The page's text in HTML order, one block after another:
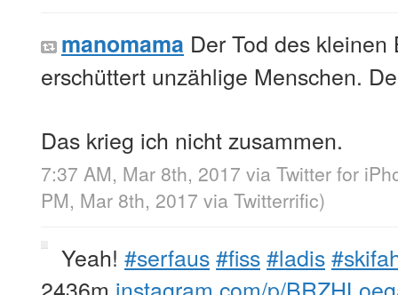
manomama Der Tod des
erschüttert unzählige Menschen.
Das krieg ich nicht zusammen.
7:37 AM, Mar 8th, 2017 via Twitter for
PM, Mar 8th, 2017 via Twitterrific)
Yeah! #serfaus#fiss#ladis